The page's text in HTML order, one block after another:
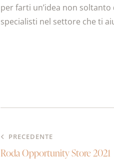
per farti un’idea non
specialisti nel settore che ti
PRECEDENTE
Roda Opportunity Store 2021